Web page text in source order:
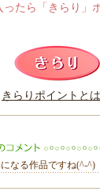
なりましたか？
たら「きらり」
きらりポイントと
なる作品ですね(^-^)